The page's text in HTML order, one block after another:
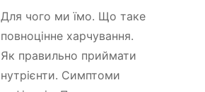
Для чого ми їмо. Що таке
повноцінне харчування.
Як правильно приймати
нутрієнти. Симптоми